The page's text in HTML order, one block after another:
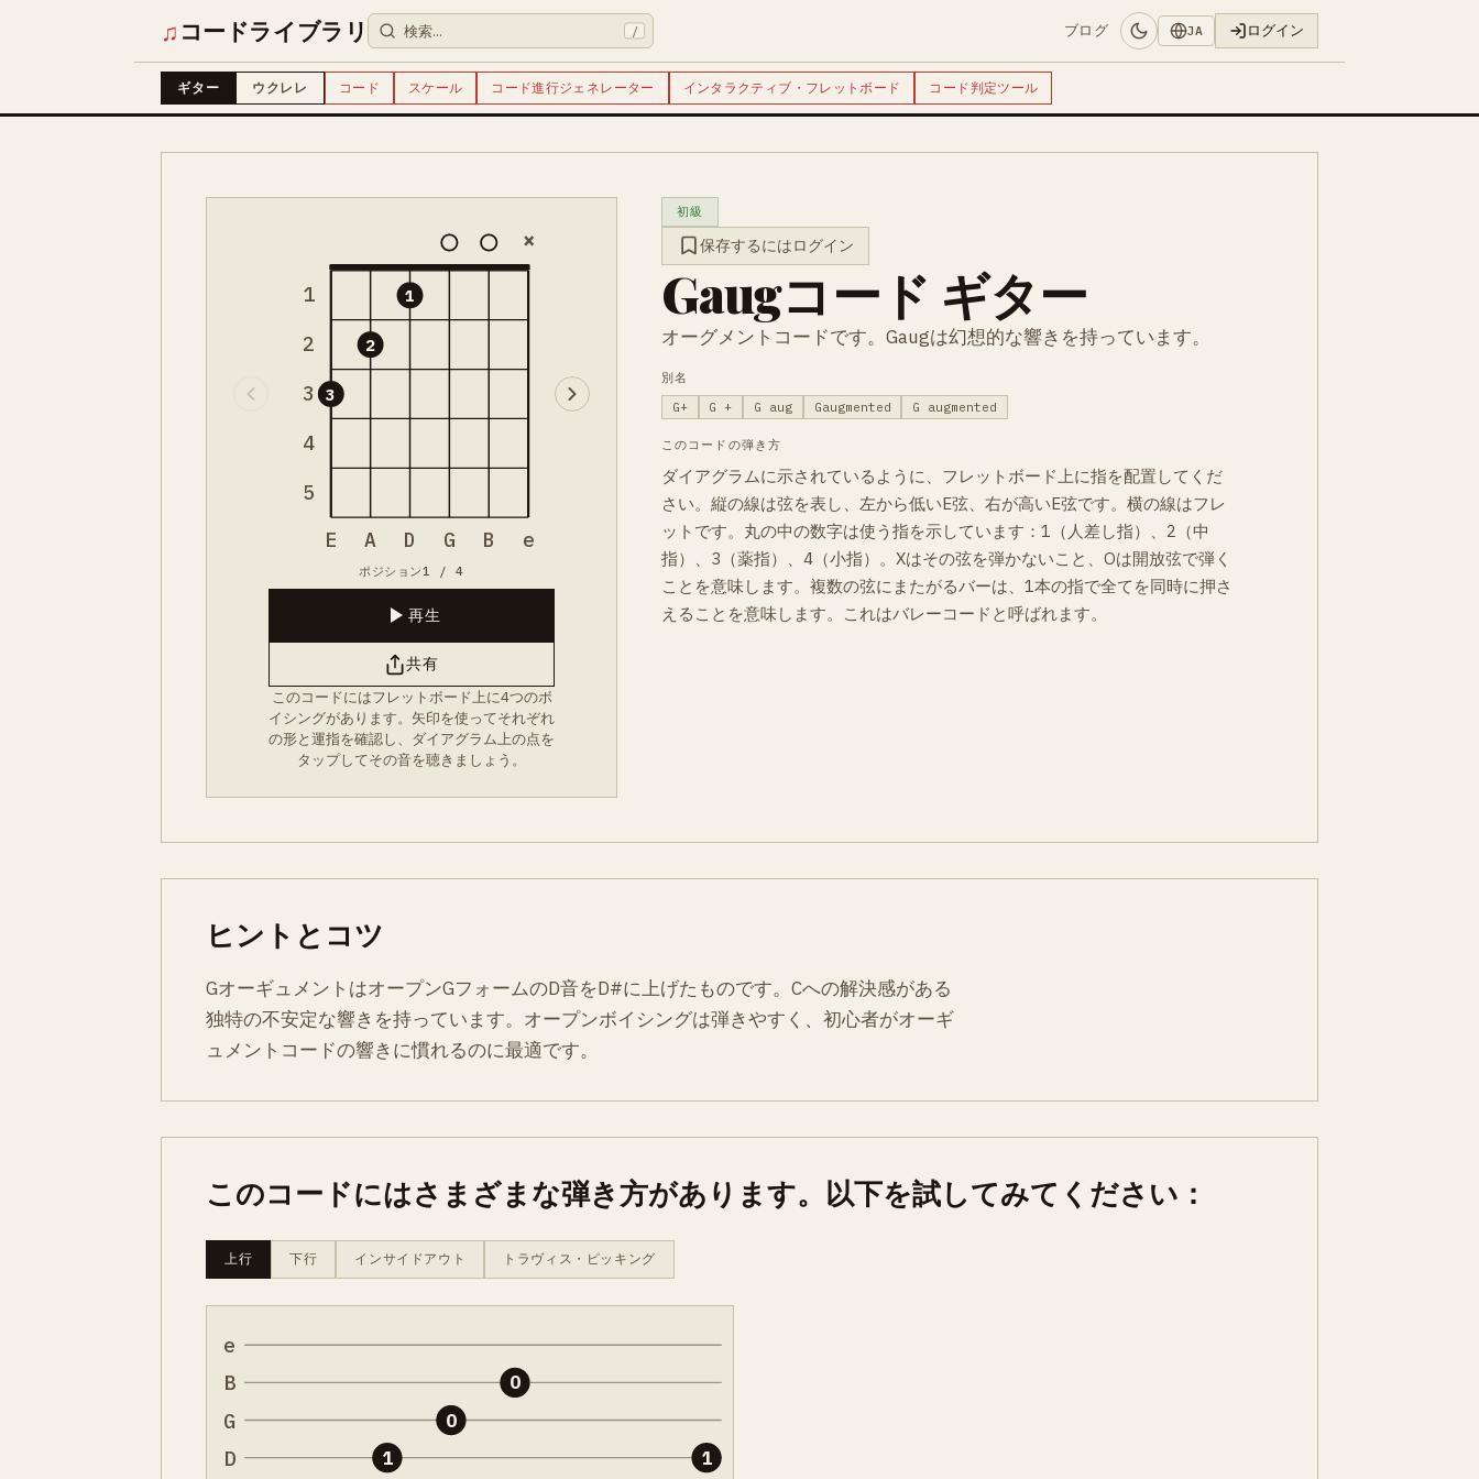
♫ コードライブラリ / ブログ JA ログイン
ギター ウクレレ コード スケール コード進行ジェネレーター インタラクティブ・フレットボード コード判定ツール
1
2
3
4
5
×
3
2
1
E A D G B e
ポジション1 / 4
再生
共有
このコードにはフレットボード上に4つのボ
イシングがあります。矢印を使ってそれぞれ
の形と運指を確認し、ダイアグラム上の点を
タップしてその音を聴きましょう。
初級
保存するにはログイン
Gaugコード ギター
オーグメントコードです。Gaugは幻想的な響きを持っています。
別名
G+
G + G aug Gaugmented G augmented
このコードの弾き方
ダイアグラムに示されているように、フレットボード上に指を配置してくだ
さい。縦の線は弦を表し、左から低いE弦、右が高いE弦です。横の線はフレ
ットです。丸の中の数字は使う指を示しています：1（人差し指）、2（中
指）、3（薬指）、4（小指）。Xはその弦を弾かないこと、Oは開放弦で弾く
ことを意味します。複数の弦にまたがるバーは、1本の指で全てを同時に押さ
えることを意味します。これはバレーコードと呼ばれます。
ヒントとコツ
GオーギュメントはオープンGフォームのD音をD#に上げたものです。Cへの解決感がある
独特の不安定な響きを持っています。オープンボイシングは弾きやすく、初心者がオーギ
ュメントコードの響きに慣れるのに最適です。
このコードにはさまざまな弾き方があります。以下を試してみてください：
上行 下行 インサイドアウト トラヴィス・ピッキング
e
B
G
D
1
0
0
1